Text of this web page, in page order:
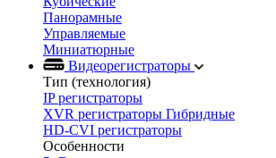
Панорамные
Управляемые
Миниатюрные
Видеорегистраторы
Тип (технология)
IP регистраторы
XVR регистраторы Гибридные
HD-CVI регистраторы
Особенности